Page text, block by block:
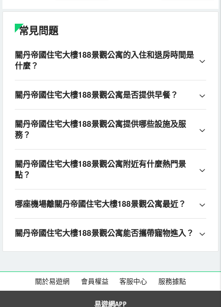
常見問題
關丹帝國住宅大樓188景觀公寓的入住和退房時間是
什麼？
關丹帝國住宅大樓188景觀公寓是否提供早餐？
關丹帝國住宅大樓188景觀公寓提供哪些設施及服
務？
關丹帝國住宅大樓188景觀公寓附近有什麼熱門景
點？
哪座機場離關丹帝國住宅大樓188景觀公寓最近？
關丹帝國住宅大樓188景觀公寓能否攜帶寵物進入？
關於易遊網 會員權益 客服中心 服務據點
易遊網APP